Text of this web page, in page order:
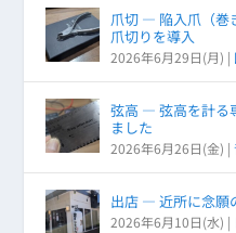
爪切 ― 陥入爪（巻
爪切りを導入
2026年6月29日(月) |
弦高 ― 弦高を計る
ました
2026年6月26日(金) |
出店 ― 近所に念願
2026年6月10日(水) |